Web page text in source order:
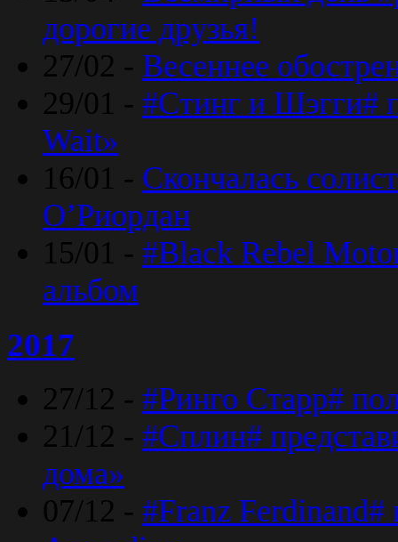
дорогие друзья!
27/02 - Весеннее
29/01 - #Стинг и Шэгги#
Wait»
16/01 - Скончалась
O’Риордан
15/01 - #Black Rebel
альбом
2017
27/12 - #Ринго Старр#
21/12 - #Сплин#
дома»
07/12 - #Franz